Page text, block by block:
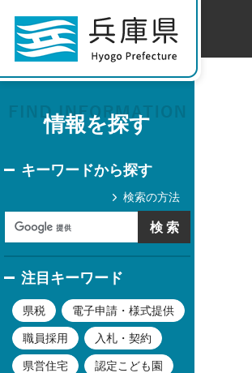
情報を探す
キーワードから探す
検索の方法
注目キーワード
県税 電子申請・様式提供
職員採用 入札・契約
県営住宅 認定こども園